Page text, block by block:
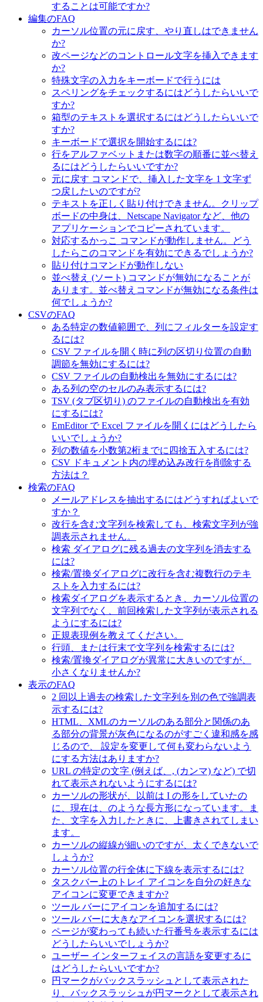
することは可能ですか?
編集のFAQ
カーソル位置の元に戻す、やり直しはできません
か?
改ページなどのコントロール文字を挿入できます
か?
特殊文字の入力をキーボードで行うには
スペリングをチェックするにはどうしたらいいで
すか?
箱型のテキストを選択するにはどうしたらいいで
すか?
キーボードで選択を開始するには?
行をアルファベットまたは数字の順番に並べ替え
るにはどうしたらいいですか?
元に戻す コマンドで、挿入した文字を 1 文字ず
つ戻したいのですが?
テキストを正しく貼り付けできません。クリップ
ボードの中身は、Netscape Navigator など、他の
アプリケーションでコピーされています。
対応するかっこ コマンドが動作しません。どう
したらこのコマンドを有効にできるでしょうか?
貼り付けコマンドが動作しない
並べ替え (ソート) コマンドが無効になることが
あります。並べ替えコマンドが無効になる条件は
何でしょうか?
CSVのFAQ
ある特定の数値範囲で、列にフィルターを設定す
るには?
CSV ファイルを開く時に列の区切り位置の自動
調節を無効にするには?
CSV ファイルの自動検出を無効にするには?
ある列の空のセルのみ表示するには?
TSV (タブ区切り) のファイルの自動検出を有効
にするには?
EmEditor で Excel ファイルを開くにはどうしたら
いいでしょうか?
列の数値を小数第2桁までに四捨五入するには?
CSV ドキュメント内の埋め込み改行を削除する
方法は？
検索のFAQ
メールアドレスを抽出するにはどうすればよいで
すか？
改行を含む文字列を検索しても、検索文字列が強
調表示されません。
検索 ダイアログに残る過去の文字列を消去する
には?
検索/置換ダイアログに改行を含む複数行のテキ
ストを入力するには?
検索ダイアログを表示するとき、カーソル位置の
文字列でなく、前回検索した文字列が表示される
ようにするには?
正規表現例を教えてください。
行頭、または行末で文字列を検索するには?
検索/置換ダイアログが異常に大きいのですが、
小さくなりませんか?
表示のFAQ
2 回以上過去の検索した文字列を別の色で強調表
示するには?
HTML、XMLのカーソルのある部分と関係のあ
る部分の背景が灰色になるのがすごく違和感を感
じるので、 設定を変更して何も変わらないよう
にする方法はありますか?
URL の特定の文字 (例えば、, (カンマ) など) で切
れて表示されないようにするには?
カーソルの形状が、以前は I の形をしていたの
に、現在は、のような長方形になっています。ま
た、文字を入力したときに、上書きされてしまい
ます。
カーソルの縦線が細いのですが、太くできないで
しょうか?
カーソル位置の行全体に下線を表示するには?
タスクバー上のトレイ アイコンを自分の好きな
アイコンに変更できますか?
ツール バーにアイコンを追加するには?
ツール バーに大きなアイコンを選択するには?
ページが変わっても続いた行番号を表示するには
どうしたらいいでしょうか?
ユーザー インターフェイスの言語を変更するに
はどうしたらいいですか?
円マークがバックスラッシュとして表示された
り、バックスラッシュが円マークとして表示され